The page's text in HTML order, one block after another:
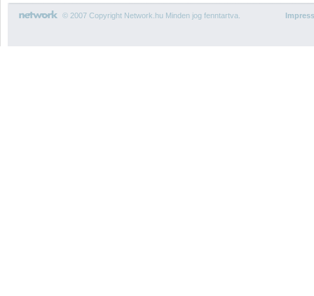
© 2007 Copyright Network.hu Minden jog fenntartva.